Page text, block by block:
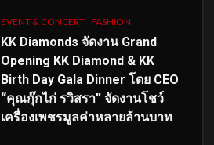
EVENT & CONCERT FASHION
KK Diamonds จัดงาน Grand
Opening KK Diamond & KK
Birth Day Gala Dinner โดย CEO
“คุณกุ๊กไก่ รวิสรา” จัดงานโชว์
เครื่องเพชรมูลค่าหลายล้านบาท